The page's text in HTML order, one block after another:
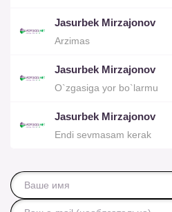
Jasurbek Mirzajonov
Arzimas
Jasurbek Mirzajonov
O`zgasiga yor bo`larmu
Jasurbek Mirzajonov
Endi sevmasam kerak